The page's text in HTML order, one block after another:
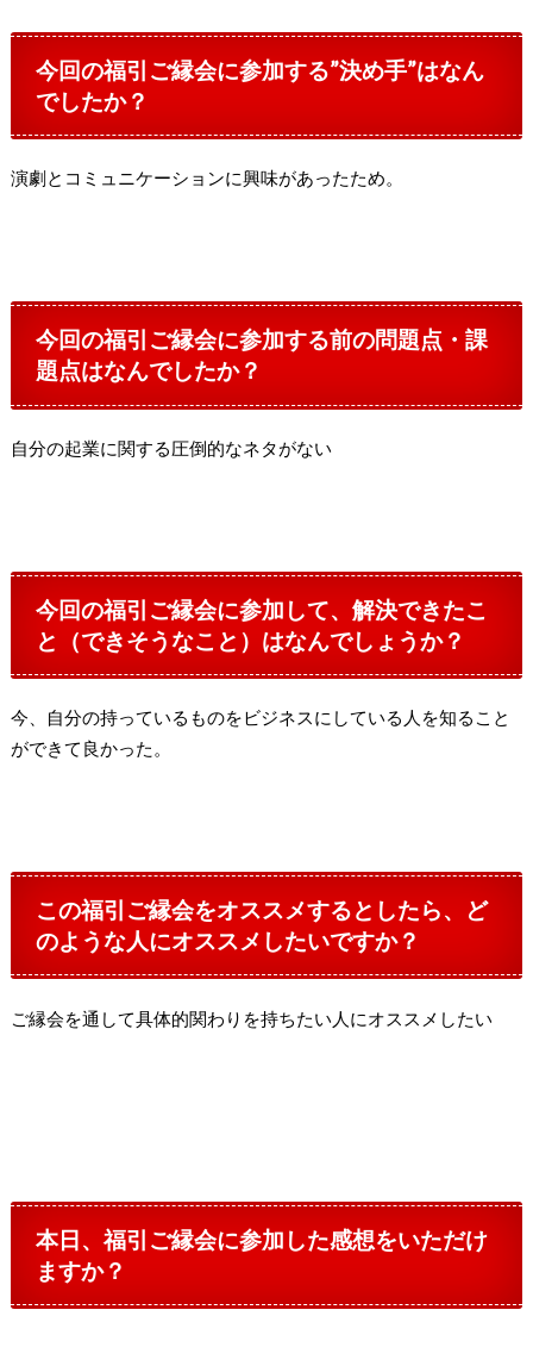
今回の福引ご縁会に参加する”決め手”はなん
でしたか？
演劇とコミュニケーションに興味があったため。
今回の福引ご縁会に参加する前の問題点・課
題点はなんでしたか？
自分の起業に関する圧倒的なネタがない
今回の福引ご縁会に参加して、解決できたこ
と（できそうなこと）はなんでしょうか？
今、自分の持っているものをビジネスにしている人を知ること
ができて良かった。
この福引ご縁会をオススメするとしたら、ど
のような人にオススメしたいですか？
ご縁会を通して具体的関わりを持ちたい人にオススメしたい
本日、福引ご縁会に参加した感想をいただけ
ますか？